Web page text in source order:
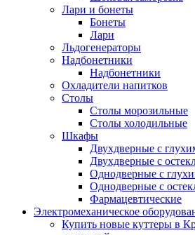
Лари и бонеты
Бонеты
Лари
Льдогенераторы
Надбонетники
Надбонетники
Охладители напитков
Столы
Столы морозильные
Столы холодильные
Шкафы
Двухдверные с
Двухдверные с
Однодверные с
Однодверные с
Фармацевтические
Электромеханическое
Купить новые куттеры в